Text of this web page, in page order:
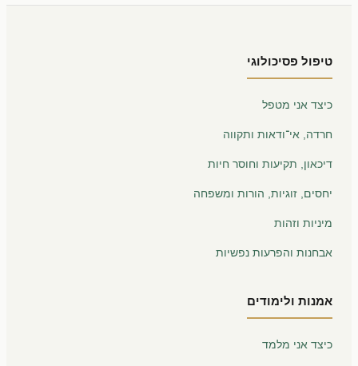
טיפול פסיכולוגי
כיצד אני מטפל
חרדה, אי־ודאות ותקווה
דיכאון, תקיעות וחוסר חיות
יחסים, זוגיות, הורות ומשפחה
מיניות וזהות
אבחנות והפרעות נפשיות
אמנות ולימודים
כיצד אני מלמד